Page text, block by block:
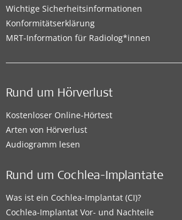
Wichtige Sicherheitsinformationen
Konformitätserklärung
MRT-Information für Radiolog*innen
Rund um Hörverlust
Kostenloser Online-Hörtest
Arten von Hörverlust
Audiogramm lesen
Rund um Cochlea-Implantate
Was ist ein Cochlea-Implantat (CI)?
Cochlea-Implantat Vor- und Nachteile